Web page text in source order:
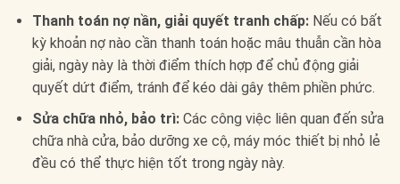
Thanh toán nợ nần, giải quyết tranh chấp:Nếu có bất
kỳ khoản nợ nào cần thanh toán hoặc mâu thuẫn cần hòa
giải, ngày này là thời điểm thích hợp để chủ động giải
quyết dứt điểm, tránh để kéo dài gây thêm phiền phức.
Sửa chữa nhỏ, bảo trì:Các công việc liên quan đến sửa
chữa nhà cửa, bảo dưỡng xe cộ, máy móc thiết bị nhỏ lẻ
đều có thể thực hiện tốt trong ngày này.